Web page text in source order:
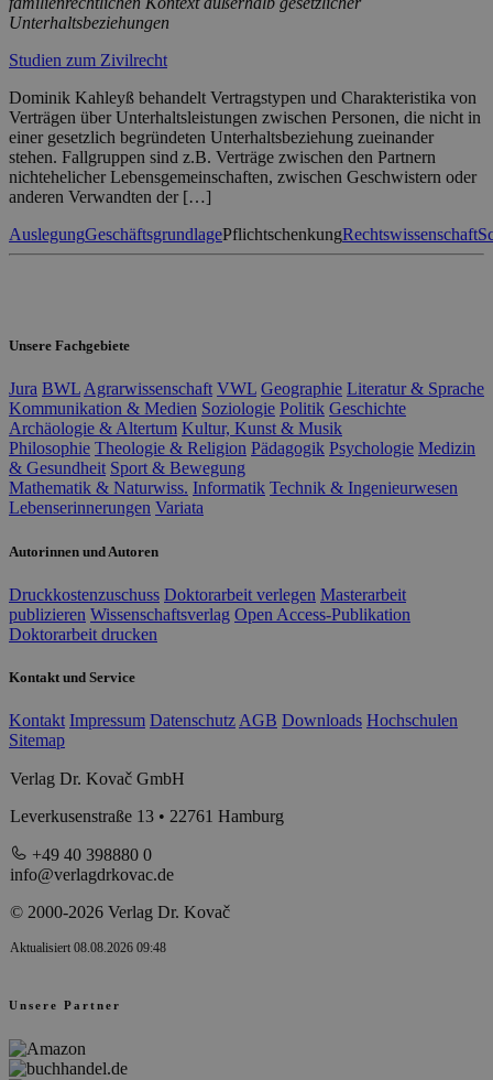
Unterhaltsbeziehungen
Studien zum Zivilrecht
Dominik Kahleyß behandelt Vertragstypen und Charakteristika von
Verträgen über Unterhaltsleistungen zwischen Personen, die nicht in
einer gesetzlich begründeten Unterhaltsbeziehung zueinander
stehen. Fallgruppen sind z.B. Verträge zwischen den Partnern
nichtehelicher Lebensgemeinschaften, zwischen Geschwistern oder
anderen Verwandten der […]
AuslegungGeschäftsgrundlagePflichtschenkungRechtswissenschaft
Unsere Fachgebiete
Jura BWLAgrarwissenschaft VWL Geographie Literatur & Sprache
Kommunikation & Medien Soziologie Politik Geschichte
Archäologie & Altertum Kultur, Kunst & Musik
Philosophie Theologie & Religion Pädagogik Psychologie Medizin
& Gesundheit Sport & Bewegung
Mathematik & Naturwiss. Informatik Technik & Ingenieurwesen
Lebenserinnerungen Variata
Autorinnen und Autoren
Druckkostenzuschuss Doktorarbeit verlegen Masterarbeit
publizieren Wissenschaftsverlag Open Access-Publikation
Doktorarbeit drucken
Kontakt und Service
Kontakt Impressum Datenschutz AGB Downloads Hochschulen
Sitemap
Verlag Dr. Kovač GmbH
Leverkusenstraße 13 • 22761 Hamburg
+49 40 398880 0
info@verlagdrkovac.de
© 2000-2026 Verlag Dr. Kovač
Aktualisiert 08.08.2026 09:48
Unsere Partner